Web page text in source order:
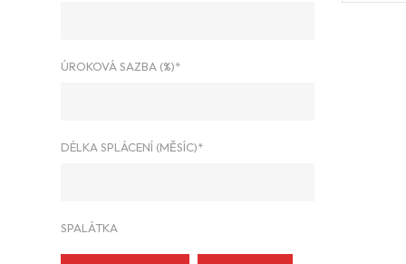
ÚROKOVÁ SAZBA (%)*
DÉLKA SPLÁCENÍ (MĚSÍC)*
SPALÁTKA